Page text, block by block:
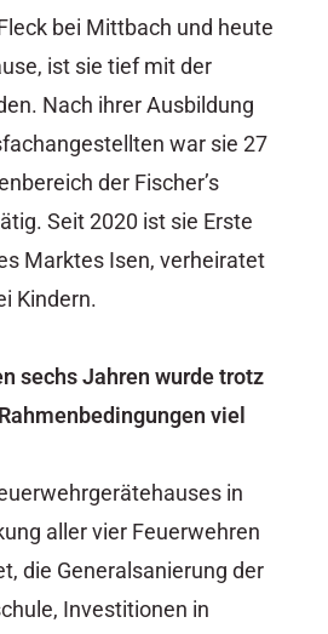
bei Mittbach und heute
ist sie tief mit der
Nach ihrer Ausbildung
war sie 27
der Fischer’s
Seit 2020 ist sie Erste
Marktes Isen, verheiratet
Kindern.
sechs Jahren wurde trotz
viel
in
aller vier Feuerwehren
die Generalsanierung der
Investitionen in